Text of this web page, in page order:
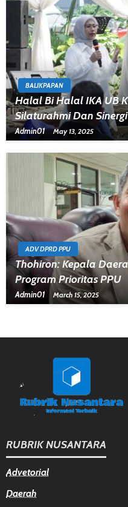
BALIKPAPAN
Halal Bi Halal IKA UB
Silaturahmi Dan
Admin01 May 13, 2025
ADV DPRD PPU
Thohiron: Kepala
Program Prioritas PPU
Admin01 March 15, 2025
RUBRIK NUSANTARA
Advetorial
Daerah